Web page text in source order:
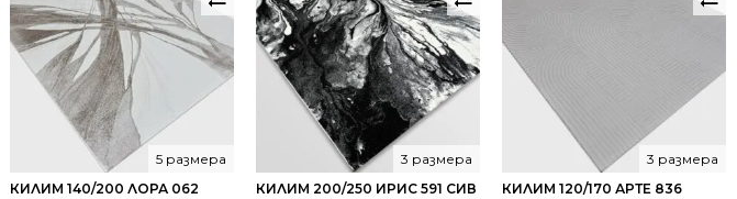
КИЛИМ 140/200 ЛОРА 062
5 размера
КИЛИМ 200/250 ИРИС 591 СИВ
3 размера
КИЛИМ 120/170 АРТЕ 836
3 размера